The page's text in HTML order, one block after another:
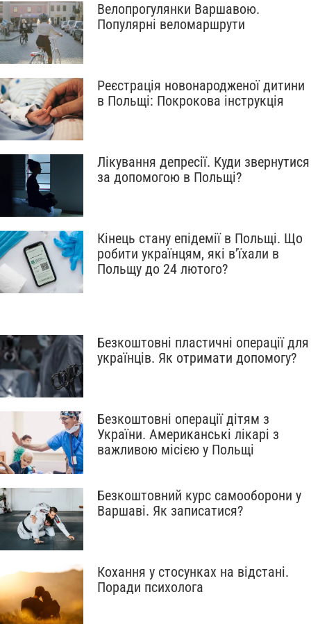
Велопрогулянки Варшавою.
Популярні веломаршрути
Реєстрація новонародженої дитини
в Польщі: Покрокова інструкція
Лікування депресії. Куди звернутися
за допомогою в Польщі?
Кінець стану епідемії в Польщі. Що
робити українцям, які в’їхали в
Польщу до 24 лютого?
Безкоштовні пластичні операції для
українців. Як отримати допомогу?
Безкоштовні операції дітям з
України. Американські лікарі з
важливою місією у Польщі
Безкоштовний курс самооборони у
Варшаві. Як записатися?
Кохання у стосунках на відстані.
Поради психолога